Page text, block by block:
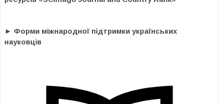
► Форми міжнародної підтримки українських
науковців